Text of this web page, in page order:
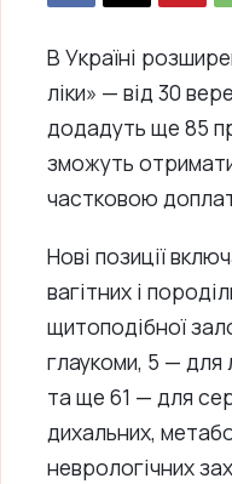
В Україні
ліки» — від 30
додадуть ще 85
зможуть
частковою
Нові позиції
вагітних і
щитоподібної
глаукоми, 5 — для
та ще 61 — для
дихальних,
неврологічних